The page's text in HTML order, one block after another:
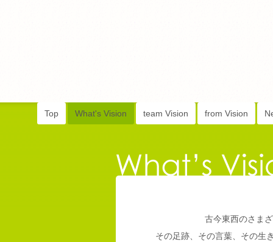
Top What's Vision team Vision from Vision
古今東西のさま
その足跡、その言葉、その生